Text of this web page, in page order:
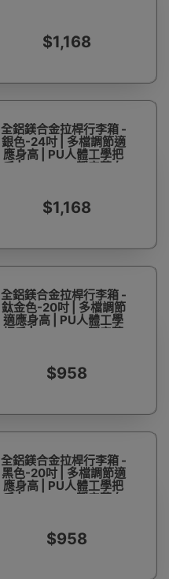
$1,168
全鋁鎂合金拉桿行李箱 -
銀色-24吋 | 多檔調節適
應身高 | PU人體工學把
手 | 360°TPE靜音萬向
$1,168
全鋁鎂合金拉桿行李箱 -
鈦金色-20吋 | 多檔調節
適應身高 | PU人體工學
把手 | 360°TPE靜音萬
$958
全鋁鎂合金拉桿行李箱 -
黑色-20吋 | 多檔調節適
應身高 | PU人體工學把
手 | 360°TPE靜音萬向
$958